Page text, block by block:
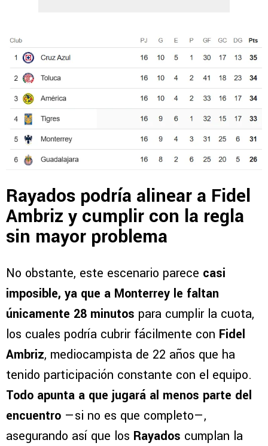
Rayados podría alinear a Fidel
Ambriz y cumplir con la regla
sin mayor problema
No obstante, este escenario parece casi
imposible, ya que a Monterrey le faltan
únicamente 28 minutos para cumplir la cuota,
los cuales podría cubrir fácilmente con Fidel
Ambriz, mediocampista de 22 años que ha
tenido participación constante con el equipo.
Todo apunta a que jugará al menos parte del
encuentro —si no es que completo—,
asegurando así que los Rayados cumplan la